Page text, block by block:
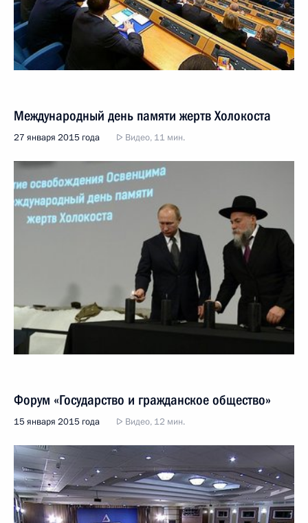
Международный день памяти жертв Холокоста
27 января 2015 года Видео, 11 мин.
Форум «Государство и гражданское общество»
15 января 2015 года Видео, 12 мин.